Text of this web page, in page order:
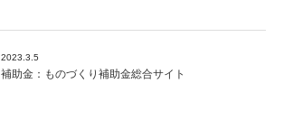
2023.3.5
補助金：ものづくり補助金総合サイト